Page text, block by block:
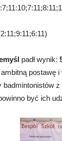
padł wynik:
postawę
być ich